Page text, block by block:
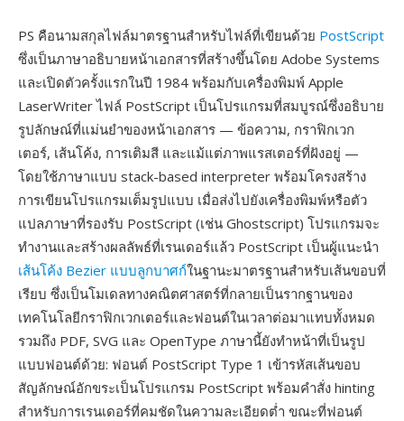
PS คือนามสกุลไฟล์มาตรฐานสำหรับไฟล์ที่เขียนด้วย PostScript
ซึ่งเป็นภาษาอธิบายหน้าเอกสารที่สร้างขึ้นโดย Adobe Systems
และเปิดตัวครั้งแรกในปี 1984 พร้อมกับเครื่องพิมพ์ Apple
LaserWriter ไฟล์ PostScript เป็นโปรแกรมที่สมบูรณ์ซึ่งอธิบาย
รูปลักษณ์ที่แม่นยำของหน้าเอกสาร — ข้อความ, กราฟิกเวก
เตอร์, เส้นโค้ง, การเติมสี และแม้แต่ภาพแรสเตอร์ที่ฝังอยู่ —
โดยใช้ภาษาแบบ stack-based interpreter พร้อมโครงสร้าง
การเขียนโปรแกรมเต็มรูปแบบ เมื่อส่งไปยังเครื่องพิมพ์หรือตัว
แปลภาษาที่รองรับ PostScript (เช่น Ghostscript) โปรแกรมจะ
ทำงานและสร้างผลลัพธ์ที่เรนเดอร์แล้ว PostScript เป็นผู้แนะนำ
เส้นโค้ง Bezier แบบลูกบาศก์ในฐานะมาตรฐานสำหรับเส้นขอบที่
เรียบ ซึ่งเป็นโมเดลทางคณิตศาสตร์ที่กลายเป็นรากฐานของ
เทคโนโลยีกราฟิกเวกเตอร์และฟอนต์ในเวลาต่อมาแทบทั้งหมด
รวมถึง PDF, SVG และ OpenType ภาษานี้ยังทำหน้าที่เป็นรูป
แบบฟอนต์ด้วย: ฟอนต์ PostScript Type 1 เข้ารหัสเส้นขอบ
สัญลักษณ์อักขระเป็นโปรแกรม PostScript พร้อมคำสั่ง hinting
สำหรับการเรนเดอร์ที่คมชัดในความละเอียดต่ำ ขณะที่ฟอนต์